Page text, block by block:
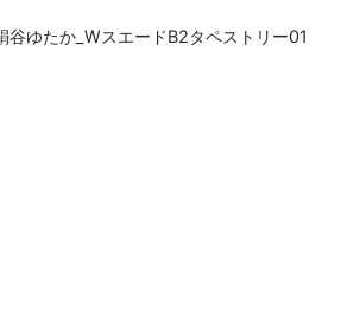
谷ゆたか_WスエードB2タペストリー01